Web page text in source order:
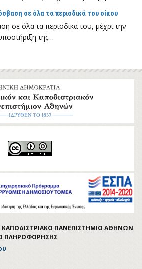
σε όλα τα περιοδικά του οίκου
σε όλα τα περιοδικά του, μέχρι την
της…
ΚΑΠΟΔΙΣΤΡΙΑΚΟ ΠΑΝΕΠΙΣΤΗΜΙΟ ΑΘΗΝΩΝ
ΠΛΗΡΟΦΟΡΗΣΗΣ